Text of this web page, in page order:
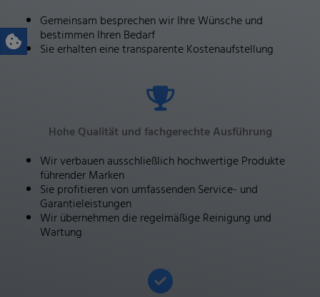
Gemeinsam besprechen wir Ihre Wünsche und
bestimmen Ihren Bedarf
Sie erhalten eine transparente Kostenaufstellung
Hohe Qualität und fachgerechte Ausführung
Wir verbauen ausschließlich hochwertige Produkte
führender Marken
Sie profitieren von umfassenden Service- und
Garantieleistungen
Wir übernehmen die regelmäßige Reinigung und
Wartung